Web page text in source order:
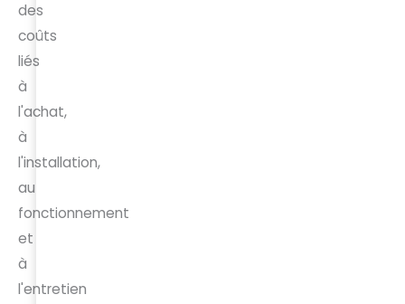
des
coûts
liés
à
l'achat,
à
l'installation,
au
fonctionnement
et
à
l'entretien